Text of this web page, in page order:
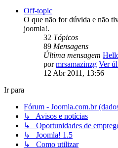
Off-topic
O que não for dúvida e não
joomla!.
32 Tópicos
89 Mensagens
Última mensagem
pormrsamazinzg Ver
12 Abr 2011, 13:56
Ir para
Fórum - Joomla.com.br
↳ Avisos e notícias
↳ Oportunidades de
↳ Joomla! 1.5
↳ Como utilizar